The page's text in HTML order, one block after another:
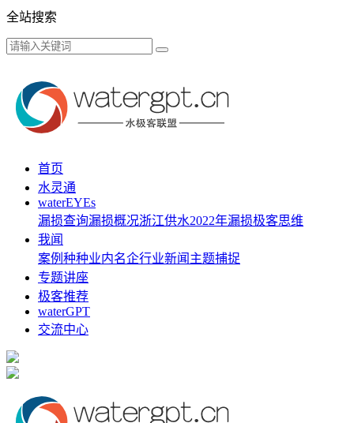
全站搜索
首页
水灵通
waterEYEs
漏损查询漏损概况浙江供水2022年漏损极客思维
我闻
案例种种业内名企行业新闻 主题捕捉
专题讲座
极客推荐
waterGPT
交流中心